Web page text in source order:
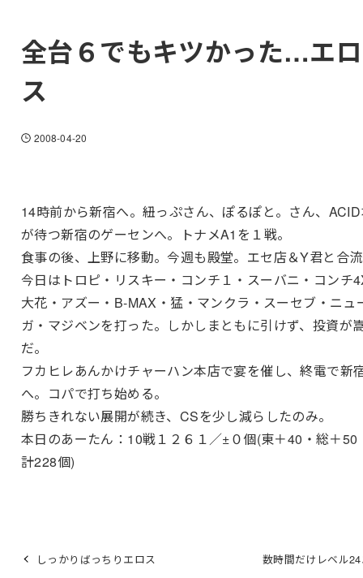
全台６でもキツかった…エロ
ス
2008-04-20
14時前から新宿へ。紐っぷさん、ぽるぽと。さん、
が待つ新宿のゲーセンへ。トナメA1を１戦。
食事の後、上野に移動。今週も殿堂。エセ店＆Y君と合
今日はトロピ・リスキー・コンチ１・スーバニ・コンチ
大花・アズー・B-MAX・猛・マンクラ・スーセブ・ニュ
ガ・マジベンを打った。しかしまともに引けず、投資が
だ。
フカヒレあんかけチャーハン本店で宴を催し、終電で新
へ。コパで打ち始める。
勝ちきれない展開が続き、CSを少し減らしたのみ。
本日のあーたん：10戦１２６１／±０個(東＋40・総＋50
計228個)
しっかりばっちりエロス 数時間だけレベル